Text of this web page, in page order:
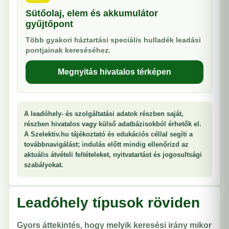
Sütőolaj, elem és akkumulátor
gyűjtőpont
Több gyakori háztartási speciális hulladék leadási
pontjainak kereséséhez.
Megnyitás hivatalos térképen
A leadóhely- és szolgáltatási adatok részben saját,
részben hivatalos vagy külső adatbázisokból érhetők el.
A Szelektiv.hu tájékoztató és edukációs céllal segíti a
továbbnavigálást; indulás előtt mindig ellenőrizd az
aktuális átvételi feltételeket, nyitvatartást és jogosultsági
szabályokat.
Leadóhely típusok röviden
Gyors áttekintés, hogy melyik keresési irány mikor